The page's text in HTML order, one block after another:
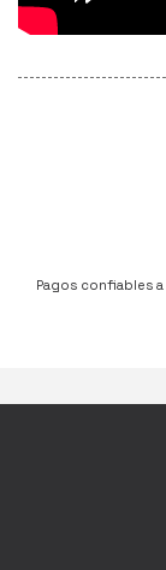
Pagos confiables